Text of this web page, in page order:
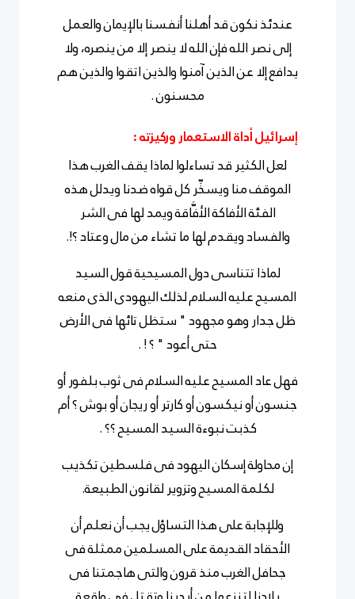
عندئذ نكون قد أهلنا أنفسنا بالإيمان والعمل
إلى نصر الله فإن الله لا ينصر إلا من ينصره، ولا
يدافع إلا عن الذين آمنوا والذين اتقوا والذين هم
محسنون .
إسرائيل أداة الاستعمار وركيزته :
لعل الكثير قد تساءلوا لماذا يقف الغرب هذا
الموقف منا ويسخِّر كل قواه ضدنا ويدلل هذه
الفئة الأفاكة الأفَّاقة ويمد لها فى الشر
والفساد ويقدم لها ما تشاء من مال وعتاد ؟!.
لماذا تتناسى دول المسيحية قول السيد
المسيح عليه السلام لذلك اليهودى الذى منعه
ظل جدار وهو مجهود " ستظل تائها فى الأرض
حتى أعود " ؟ ! .
فهل عاد المسيح عليه السلام فى ثوب بلفور أو
جنسون أو نيكسون أو كارتر أو ريجان أو بوش ؟ أم
كذبت نبوءة السيد المسيح ؟؟ .
إن محاولة إسكان اليهود فى فلسطين تكذيب
لكلمة المسيح وتزوير لقانون الطبيعة.
وللإجابة على هذا التساؤل يجب أن نعلم أن
الأحقاد القديمة على المسلمين ممثلة فى
جحافل الغرب منذ قرون والتى هاجمتنا فى